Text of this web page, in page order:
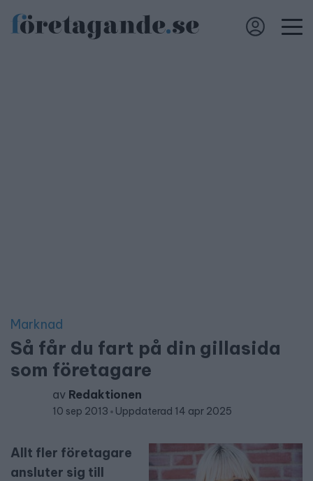
Marknad
Så får du fart på din gillasida
som företagare
av Redaktionen
10 sep 2013 Uppdaterad 14 apr 2025
Allt fler företagare
ansluter sig till